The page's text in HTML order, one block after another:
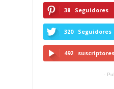
38 Seguidores
320 Seguidores
492 suscriptores
-